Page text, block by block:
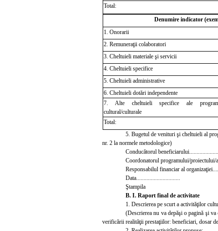
Total:
Denumire indicator
1. Onorarii
2. Remuneraţii colaboratori
3. Cheltuieli materiale şi servicii
4. Cheltuieli specifice
5. Cheltuieli administrative
6. Cheltuieli dotări independente
7. Alte cheltuieli specifice ale
cultural/culturale
Total:
5. Bugetul de venituri şi cheltuieli al
nr. 2 la normele metodologice)
Conducătorul
Coordonatorul programului/proiectului/
Responsabilul financiar al
Data..............................
Ştampila
B. I. Raport final de activitate
1. Descrierea pe scurt a activităţilor
(Descrierea nu va depăşiopagină şiva
verificării realităţii prestaţiilor: beneficiari, dosar